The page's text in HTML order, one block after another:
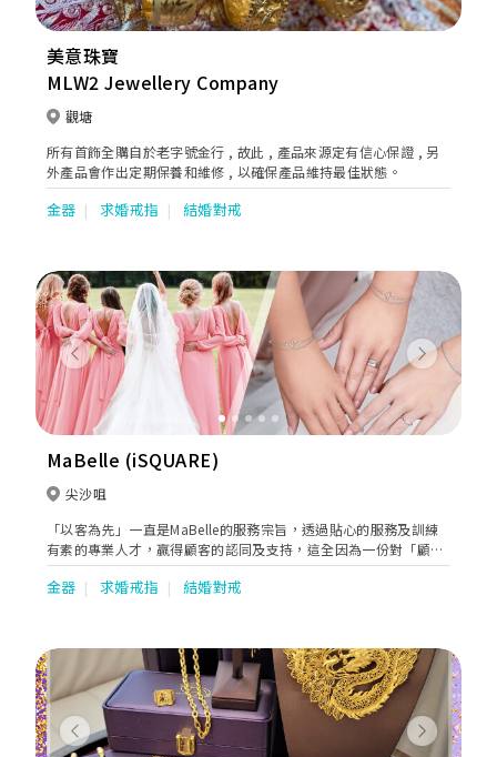
美意珠寶
MLW2 Jewellery Company
觀塘
所有首飾全購自於老字號金行 , 故此 , 產品來源定有信心保證 , 另
外產品會作出定期保養和維修 , 以確保產品維持最佳狀態。
金器 求婚戒指 結婚對戒
Previous Next
MaBelle (iSQUARE)
尖沙咀
「以客為先」一直是MaBelle的服務宗旨，透過貼心的服務及訓練
有素的專業人才，贏得顧客的認同及支持，這全因為一份對「顧客
贏丶同事贏丶股東贏」的三贏理念及誠信的堅持與執著。 MaBelle
矢志為顧客提供品質優良的鑽飾，本著「萬千款式·與別不同」的
時尚，屢獲設計的專業獎項，贏得業界肯定與認同，爭取顧客對
MaBelle的信心。
金器 求婚戒指 結婚對戒
Previous Next